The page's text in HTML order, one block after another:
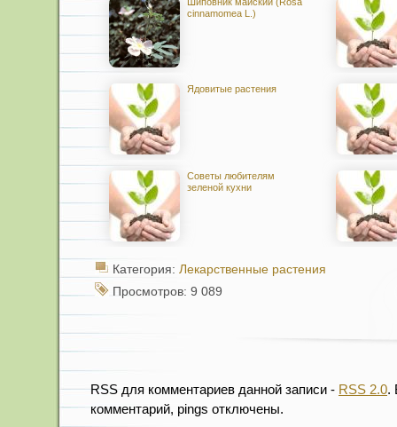
cinnamomea L.)
Ядовитые растения
Советы любителям
зеленой кухни
Категория: Лекарственные растения
Просмотров: 9 089
RSS для комментариев данной записи - RSS 2.0.
комментарий, pings отключены.